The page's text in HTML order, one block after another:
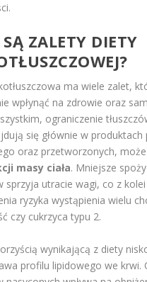
SĄ ZALETY DIETY
ma wiele zalet,
wpłynąć na zdrowie oraz
ograniczenie
się głównie w produktach
oraz przetworzonych,
masy ciała. Mniejsze
sprzyja utracie wagi, co z
ryzyka wystąpienia wielu
czy cukrzyca typu 2.
wynikającą z diety
profilu lipidowego we krwi.